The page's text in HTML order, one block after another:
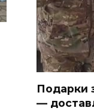
Подарки
—